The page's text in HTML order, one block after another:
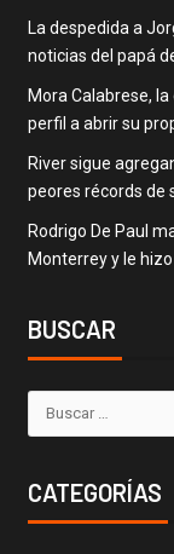
La despedida a
noticias del papá
Mora Calabrese,
perfil a abrir su
River sigue
peores récords de
Rodrigo De Paul
Monterrey y le
BUSCAR
CATEGORÍAS